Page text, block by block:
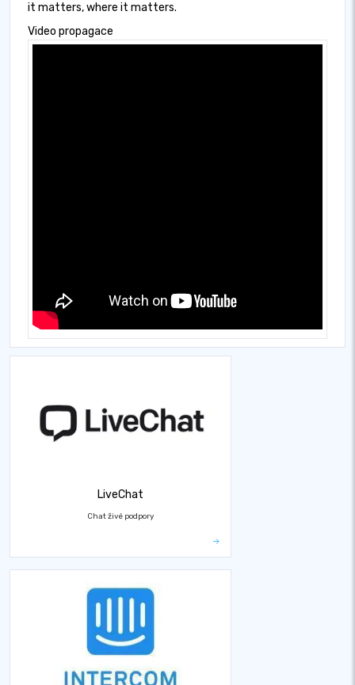
it matters, where it matters.
Video propagace
LiveChat
Chat živé podpory